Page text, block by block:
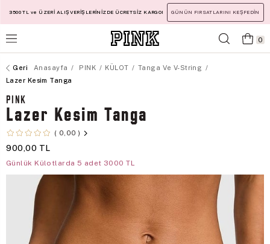
3500 TL ve ÜZERİ ALIŞVERİŞLERİNİZDE ÜCRETSİZ KARGO! GÜNÜN FIRSATLARINI KEŞFEDİN
0
Anasayfa PINK KÜLOT
Tanga Ve V-String
Lazer Kesim Tanga
PINK
Lazer Kesim Tanga
0,00
900,00 TL
Günlük Külotlarda 5 adet 3000 TL